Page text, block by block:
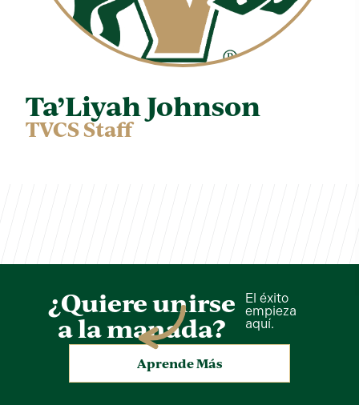
Ta’Liyah Johnson
TVCS Staff
¿Quiere unirse
a la manada?
El éxito
empieza
aquí.
Aprende Más